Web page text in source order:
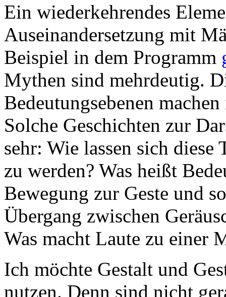
Ein wiederkehrendes
Auseinandersetzung mit
Beispiel in dem Programm
Mythen sind mehrdeutig.
Bedeutungsebenen
Solche Geschichten zur
sehr: Wie lassen sich
zu werden? Was heißt
Bewegung zur Geste und
Übergang zwischen
Was macht Laute zu einer
Ich möchte Gestalt und
nutzen. Denn sind nicht